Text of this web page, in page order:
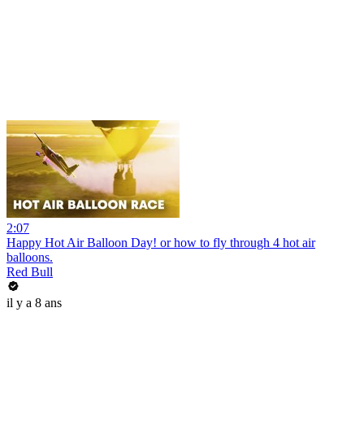
2:07
Happy Hot Air Balloon Day! or how to fly through 4 hot air
balloons.
Red Bull
il y a 8 ans